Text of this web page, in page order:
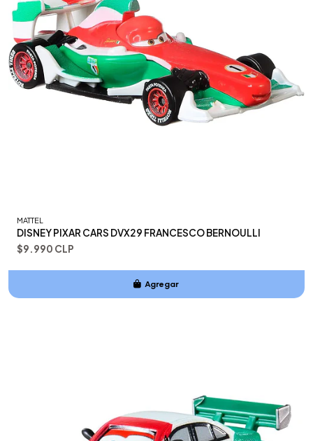
MATTEL
DISNEY PIXAR CARS DVX29 FRANCESCO BERNOULLI
$9.990 CLP
Agregar